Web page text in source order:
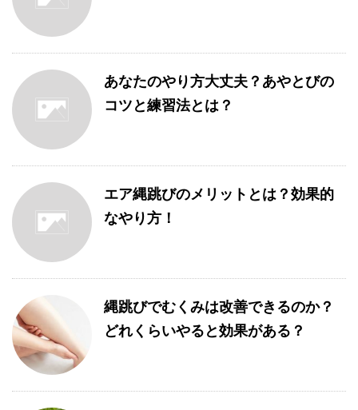
あなたのやり方大丈夫？あやとびの
コツと練習法とは？
エア縄跳びのメリットとは？効果的
なやり方！
縄跳びでむくみは改善できるのか？
どれくらいやると効果がある？